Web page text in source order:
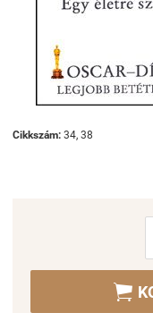
Cikkszám: 34, 38
